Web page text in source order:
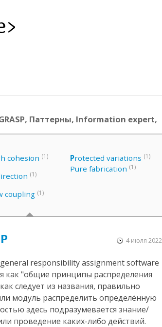
Паттерны, Information expert,
cohesion (1)
(1)
coupling (1)
Protected variations (1)
Pure fabrication (1)
4 июля 2022
responsibility assignment software
как "общие принципы распределения
следует из названия, правильно
модуль распределить определённую
здесь подразумевается знание/
проведение каких-либо действий.